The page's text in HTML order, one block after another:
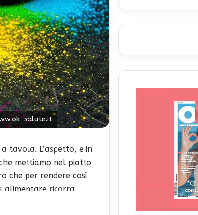
salute.it
tavola. L’aspetto, e in
mettiamo nel piatto
che per rendere così
alimentare ricorra